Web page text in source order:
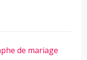
de mariage